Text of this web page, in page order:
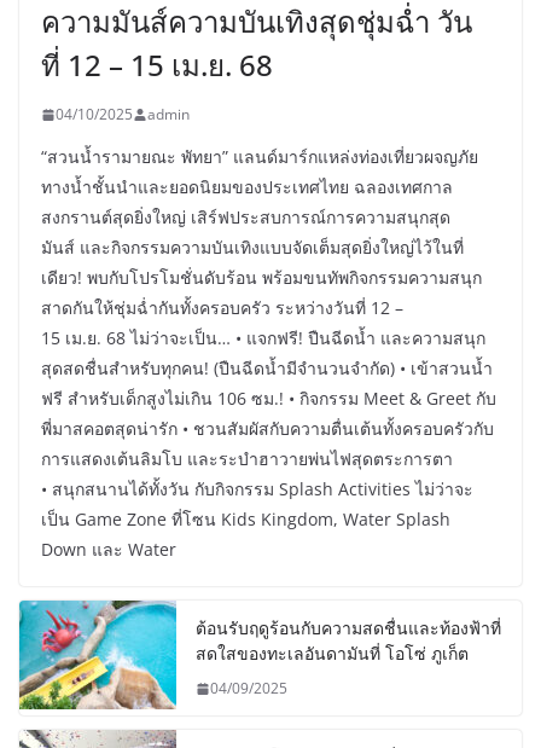
ความมันส์ความบันเทิงสุดชุ่มฉ่ำ วัน
ที่ 12 – 15 เม.ย. 68
04/10/2025 admin
“สวนน้ำรามายณะ พัทยา” แลนด์มาร์กแหล่งท่องเที่ยวผจญภัย
ทางน้ำชั้นนำและยอดนิยมของประเทศไทย ฉลองเทศกาล
สงกรานต์สุดยิ่งใหญ่ เสิร์ฟประสบการณ์การความสนุกสุด
มันส์ และกิจกรรมความบันเทิงแบบจัดเต็มสุดยิ่งใหญ่ไว้ในที่
เดียว! พบกับโปรโมชั่นดับร้อน พร้อมขนทัพกิจกรรมความสนุก
สาดกันให้ชุ่มฉ่ำกันทั้งครอบครัว ระหว่างวันที่ 12 –
15 เม.ย. 68 ไม่ว่าจะเป็น… • แจกฟรี! ปืนฉีดน้ำ และความสนุก
สุดสดชื่นสำหรับทุกคน! (ปืนฉีดน้ำมีจำนวนจำกัด) • เข้าสวนน้ำ
ฟรี สำหรับเด็กสูงไม่เกิน 106 ซม.! • กิจกรรม Meet & Greet กับ
พี่มาสคอตสุดน่ารัก • ชวนสัมผัสกับความตื่นเต้นทั้งครอบครัวกับ
การแสดงเต้นลิมโบ และระบำฮาวายพ่นไฟสุดตระการตา
• สนุกสนานได้ทั้งวัน กับกิจกรรม Splash Activities ไม่ว่าจะ
เป็น Game Zone ที่โซน Kids Kingdom, Water Splash
Down และ Water
ต้อนรับฤดูร้อนกับความสดชื่นและท้องฟ้าที่
สดใสของทะเลอันดามันที่ โอโซ่ ภูเก็ต
04/09/2025